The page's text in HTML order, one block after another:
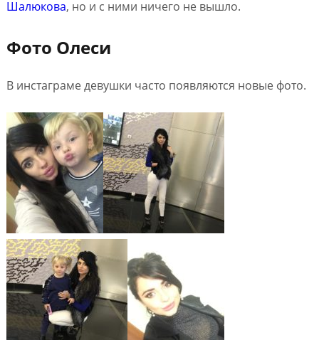
Шалюкова, но и с ними ничего не вышло.
Фото Олеси
В инстаграме девушки часто появляются новые фото.